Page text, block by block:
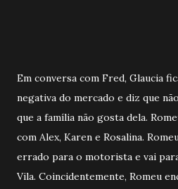
Em conversa com Fred, Glaucia
negativa do mercado e diz que
que a família não gosta dela.
com Alex, Karen e Rosalina.
errado para o motorista e vai
Vila. Coincidentemente, Romeu